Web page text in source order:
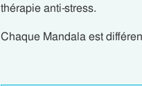
thérapie anti-stress.
Chaque Mandala est